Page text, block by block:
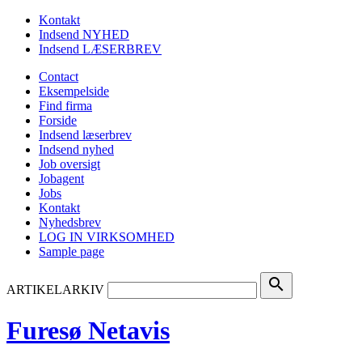
Kontakt
Indsend NYHED
Indsend LÆSERBREV
Contact
Eksempelside
Find firma
Forside
Indsend læserbrev
Indsend nyhed
Job oversigt
Jobagent
Jobs
Kontakt
Nyhedsbrev
LOG IN VIRKSOMHED
Sample page
ARTIKELARKIV search
Furesø Netavis